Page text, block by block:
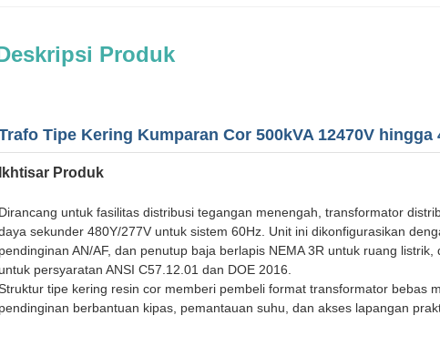
Produk
Tipe Kering Kumparan Cor 500kVA 12470V
Ikhtisar Produk
Dirancang untuk fasilitas distribusi tegangan menengah, transformator
sekunder 480Y/277V untuk sistem 60Hz. Unit ini dikonfigurasikan
pendinginan AN/AF, dan penutup baja berlapis NEMA 3R untuk ruang
untuk persyaratan ANSI C57.12.01 dan DOE 2016.
tipe kering resin cor memberi pembeli format transformator bebas
pendinginan berbantuan kipas, pemantauan suhu, dan akses lapangan